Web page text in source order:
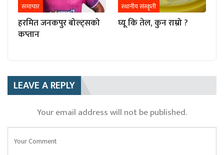
समाचार
हरमित जनकपुर बोल्ट्सको
कप्तान
स्थानीय संस्कृती
घ्यू कि तेल, कुन राम्रो ?
LEAVE A REPLY
Your email address will not be published.